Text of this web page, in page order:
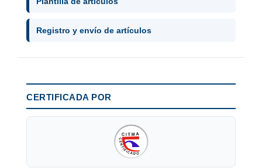
Registro y envío de artículos
CERTIFICADA POR